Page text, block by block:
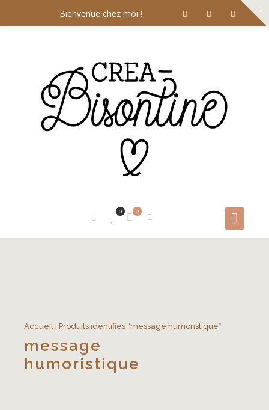
Bienvenue chez moi !
0
0
Accueil | Produits identifiés “message humoristique”
message
humoristique